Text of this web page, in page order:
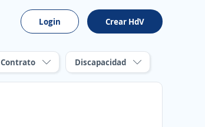
Login Crear HdV
Contrato Discapacidad